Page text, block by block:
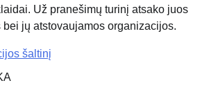
Už pranešimų turinį atsako juos
jų atstovaujamos organizacijos.
šaltinį